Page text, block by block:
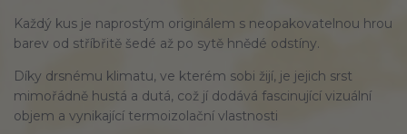
Každý kus je naprostým originálem s neopakovatelnou hrou
barev od stříbřitě šedé až po sytě hnědé odstíny.
Díky drsnému klimatu, ve kterém sobi žijí, je jejich srst
mimořádně hustá a dutá, což jí dodává fascinující vizuální
objem a vynikající termoizolační vlastnosti